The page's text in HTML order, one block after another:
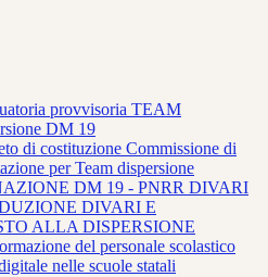
provvisoria TEAM
DM 19
di costituzione Commissione di
per Team dispersione
DM 19 - PNRR DIVARI
DIVARI E
ALLA DISPERSIONE
del personale scolastico
nelle scuole statali